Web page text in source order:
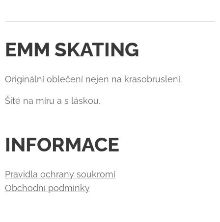
EMM SKATING
Originální oblečení nejen na krasobruslení.
Šité na míru a s láskou.
INFORMACE
Pravidla ochrany soukromí
Obchodní podmínky